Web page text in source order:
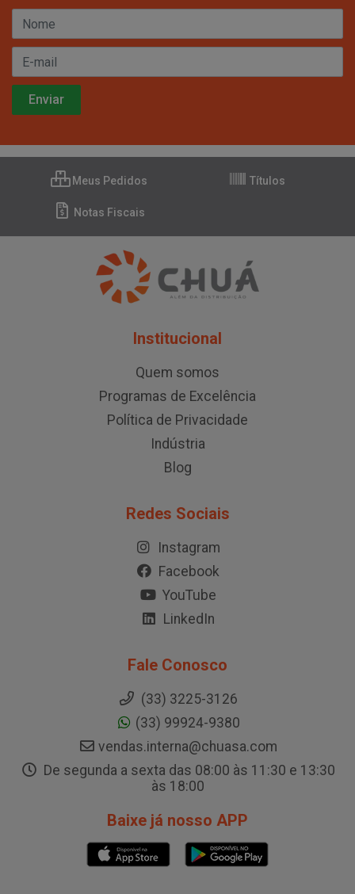
Meus Pedidos Títulos
Notas Fiscais
Institucional
Quem somos
Programas de Excelência
Política de Privacidade
Indústria
Blog
Redes Sociais
Instagram
Facebook
YouTube
LinkedIn
Fale Conosco
(33) 3225-3126
(33) 99924-9380
vendas.interna@chuasa.com
De segunda a sexta das 08:00 às 11:30 e 13:30
às 18:00
Baixe já nosso APP